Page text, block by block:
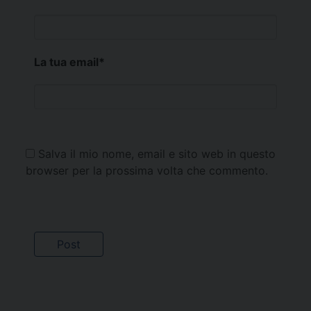
La tua email*
Salva il mio nome, email e sito web in questo
browser per la prossima volta che commento.